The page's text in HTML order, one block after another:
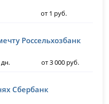
от 1 руб.
Россельхозбанк
от 3 000 руб.
Сбербанк